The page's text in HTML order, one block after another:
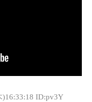
)16:33:18 ID:pv3Y